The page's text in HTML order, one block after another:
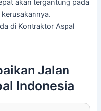
akan tergantung pada
di Kontraktor Aspal
Jalan
Indonesia